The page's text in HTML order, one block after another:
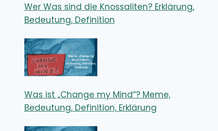
Wer Was sind die Knossaliten? Erklärung,
Bedeutung, Definition
Was ist „Change my Mind“? Meme,
Bedeutung, Definition, Erklärung